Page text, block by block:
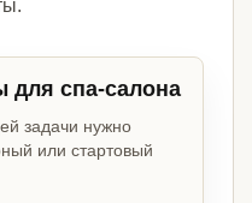
спа-салона
задачи нужно
или стартовый